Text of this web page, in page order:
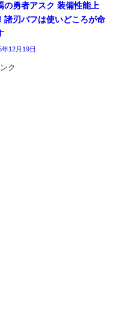
の勇者アスク 装備性能上
諸刃バフは使いどころが命
年12月19日
ク